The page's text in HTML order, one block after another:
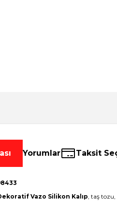
Yorumlar Taksit
Vazo Silikon Kalıp, taş tozu,